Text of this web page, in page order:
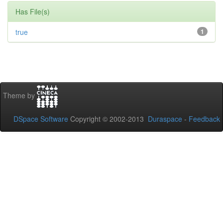
Has File(s)
1
true
Theme by
DSpace Software Copyright © 2002-2013 Duraspace - Feedback